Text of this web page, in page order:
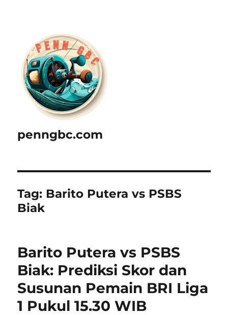
penngbc.com
Tag: Barito Putera vs PSBS
Biak
Barito Putera vs PSBS
Biak: Prediksi Skor dan
Susunan Pemain BRI Liga
1 Pukul 15.30 WIB